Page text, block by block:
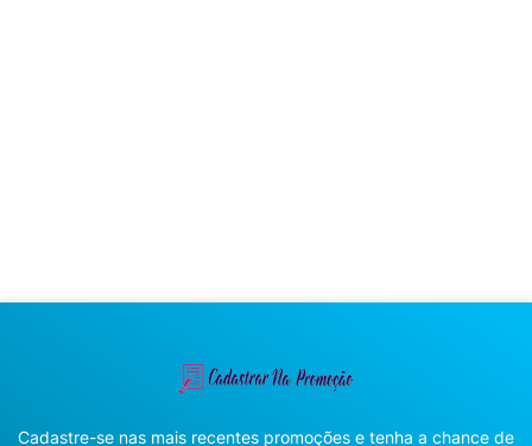
Cadastre-se nas mais recentes promoções e tenha a chance de